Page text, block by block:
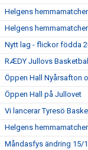
Helgens
Helgens
Nytt lag - flickor födda
RÆDY Jullovs
Öppen Hall Nyårsafton
Öppen Hall på Jullovet
Vi lancerar Tyresö
Helgens
Måndasfys ändring 15/